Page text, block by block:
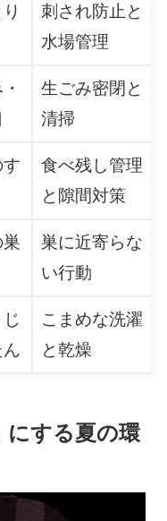
刺され防止と
水場管理
生ごみ密閉と
清掃
食べ残し管理
と隙間対策
巣
巣に近寄らな
い行動
ん
こまめな洗濯
と乾燥
にする夏の環